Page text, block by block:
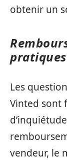
obtenir un
pratiques
Les
Vinted sont
vendeur, le